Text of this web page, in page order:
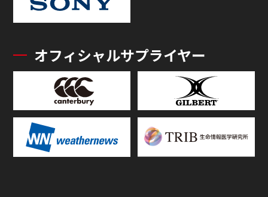
オフィシャルサプライヤー